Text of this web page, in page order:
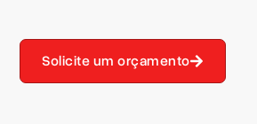
Solicite um orçamento